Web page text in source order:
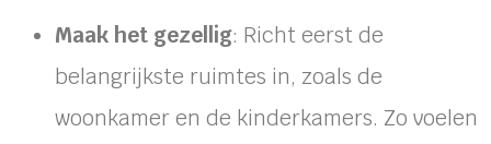
Maak het gezellig: Richt eerst de
belangrijkste ruimtes in, zoals de
woonkamer en de kinderkamers. Zo voelen